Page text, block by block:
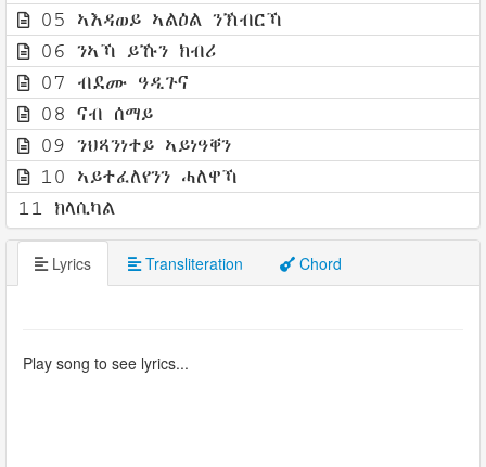
05 ኣእዳወይ ኣልዕል ንኽብርኻ
06 ንኣኻ ይኹን ክብሪ
07 ብደሙ ዓዲጉና
08 ናብ ሰማይ
09 ንህጻንነተይ ኣይነዓቐን
10 ኣይተፈለየንን ሓለዋኻ
11 ክላሲካል
Lyrics Transliteration Chord
Play song to see lyrics...